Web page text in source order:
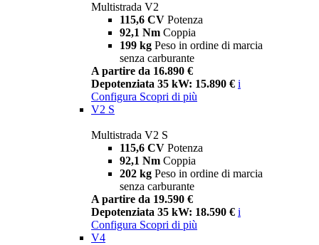
Multistrada V2
115,6 CV Potenza
92,1 Nm Coppia
199 kg Peso in ordine di marcia
senza carburante
A partire da 16.890 €
Depotenziata 35 kW: 15.890 € i
Configura Scopri di più
V2 S
Multistrada V2 S
115,6 CV Potenza
92,1 Nm Coppia
202 kg Peso in ordine di marcia
senza carburante
A partire da 19.590 €
Depotenziata 35 kW: 18.590 € i
Configura Scopri di più
V4